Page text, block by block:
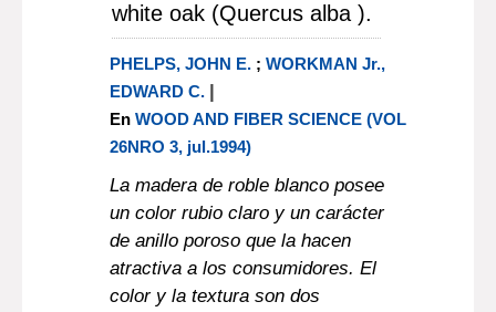
white oak (Quercus alba ).
PHELPS, JOHN E.; WORKMAN Jr.,
EDWARD C. |
En WOOD AND FIBER SCIENCE (VOL
26NRO 3, jul.1994)
La madera de roble blanco posee
un color rubio claro y un carácter
de anillo poroso que la hacen
atractiva a los consumidores. El
color y la textura son dos